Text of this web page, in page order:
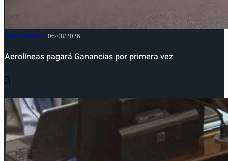
NACIONALES 06/08/2026
Aerolíneas pagará Ganancias por primera vez
3